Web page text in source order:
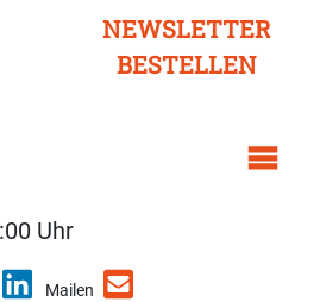
NEWSLETTER
BESTELLEN
Uhr
Mailen